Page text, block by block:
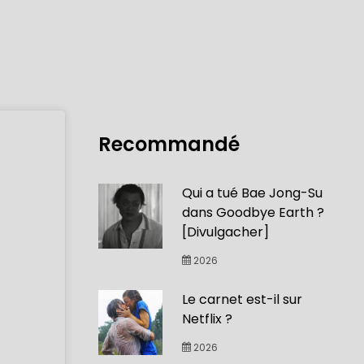
Recommandé
Qui a tué Bae Jong-Su
dans Goodbye Earth ?
[Divulgacher]
2026
Le carnet est-il sur
Netflix ?
2026